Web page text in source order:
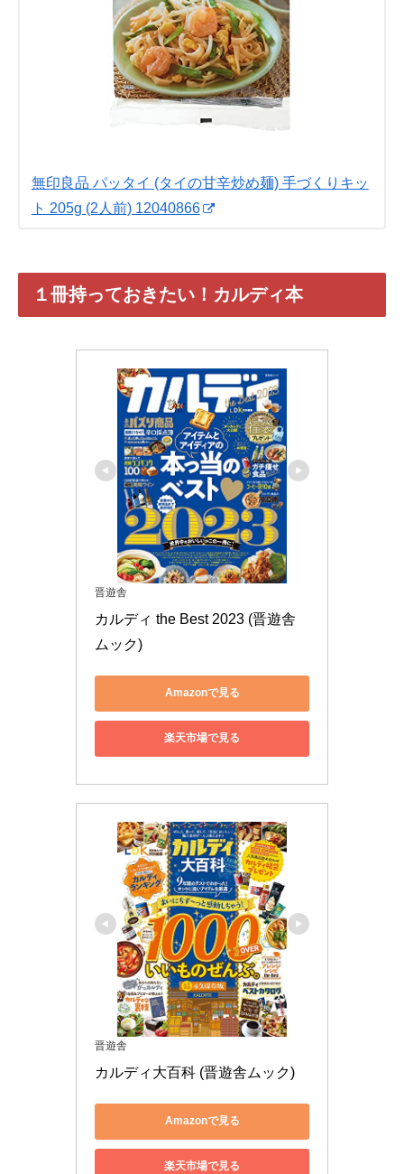
無印良品 パッタイ (タイの甘辛炒め麺) 手づくりキッ
ト 205g (2人前) 12040866
１冊持っておきたい！カルディ本
晋遊舎
カルディ the Best 2023 (晋遊舎
ムック)
Amazonで見る
楽天市場で見る
晋遊舎
カルディ大百科 (晋遊舎ムック)
Amazonで見る
楽天市場で見る